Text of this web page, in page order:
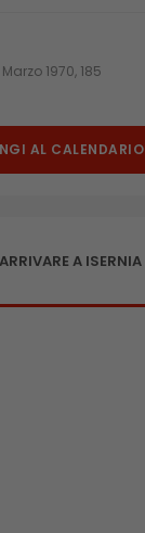
1970, 185
AL CALENDARIO
A ISERNIA